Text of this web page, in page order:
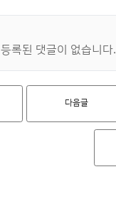
등록된 댓글이 없습니다.
다음글